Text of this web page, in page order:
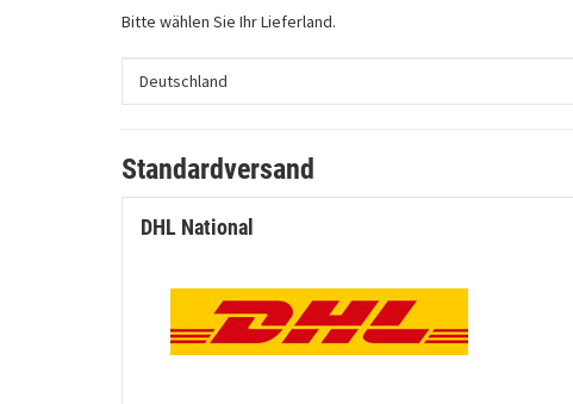
Bitte wählen Sie Ihr Lieferland.
Standardversand
DHL National